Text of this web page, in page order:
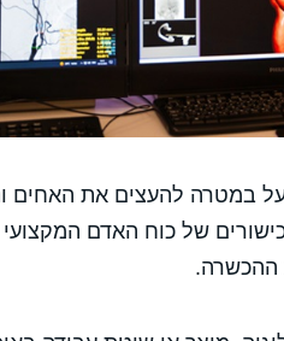
במטרה להעצים את האחים
של כוח האדם המקצועי
ההכשרה.